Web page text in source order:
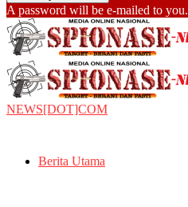
A password will be e-mailed to you.
NEWS[DOT]COM
Berita Utama